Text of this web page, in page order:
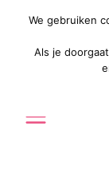
We gebruiken
Als je